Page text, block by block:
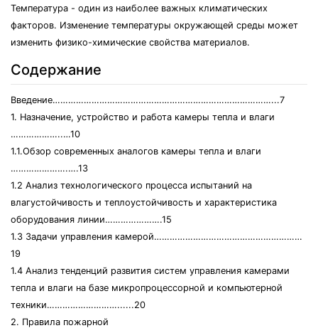
Температура - один из наиболее важных климатических
факторов. Изменение температуры окружающей среды может
изменить физико-химические свойства материалов.
Содержание
Введение…………………………………………………………………………...7
1. Назначение, устройство и работа камеры тепла и влаги
………………..…10
1.1.Обзор современных аналогов камеры тепла и влаги
………………….….13
1.2 Анализ технологического процесса испытаний на
влагустойчивость и теплоустойчивость и характеристика
оборудования линии………………….15
1.3 Задачи управления камерой…………………………………………………
19
1.4 Анализ тенденций развития систем управления камерами
тепла и влаги на базе микропроцессорной и компьютерной
техники………………………......20
2. Правила пожарной